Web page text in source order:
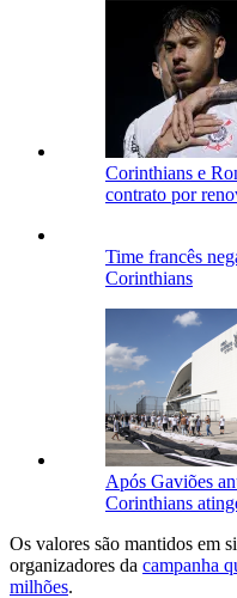
Corinthians e
contrato por
Time francês
Corinthians
Após Gaviões
Corinthians
Os valores são mantidos em
organizadores da campanha
milhões.